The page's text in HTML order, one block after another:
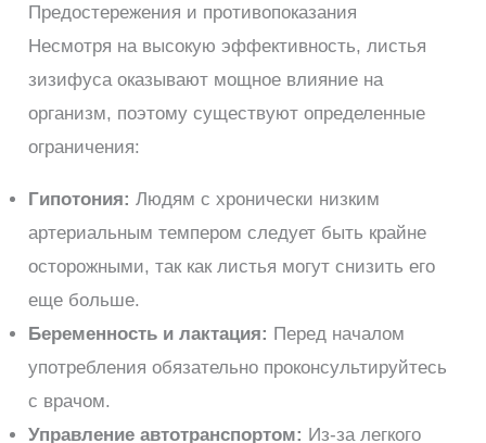
Предостережения и противопоказания
Несмотря на высокую эффективность, листья
зизифуса оказывают мощное влияние на
организм, поэтому существуют определенные
ограничения:
Гипотония: Людям с хронически низким
артериальным темпером следует быть крайне
осторожными, так как листья могут снизить его
еще больше.
Беременность и лактация: Перед началом
употребления обязательно проконсультируйтесь
с врачом.
Управление автотранспортом: Из-за легкого